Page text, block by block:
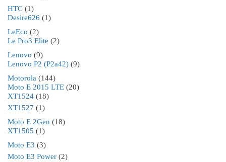
HTC (1)
Desire626 (1)
LeEco (2)
Le Pro3 Elite (2)
Lenovo (9)
Lenovo P2 (P2a42) (9)
Motorola (144)
Moto E 2015 LTE (20)
XT1524 (18)
XT1527 (1)
Moto E 2Gen (18)
XT1505 (1)
Moto E3 (3)
Moto E3 Power (2)